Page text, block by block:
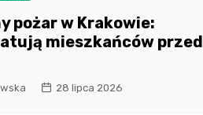
pożar w Krakowie:
mieszkańców przed
28 lipca 2026